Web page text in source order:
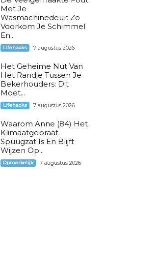
Met Je
Wasmachinedeur: Zo
Voorkom Je Schimmel
En...
Lifehacks 7 augustus 2026
Het Geheime Nut Van
Het Randje Tussen Je
Bekerhouders: Dit
Moet...
Lifehacks 7 augustus 2026
Waarom Anne (84) Het
Klimaatgepraat
Spuugzat Is En Blijft
Wijzen Op...
Opmerkelijk 7 augustus 2026